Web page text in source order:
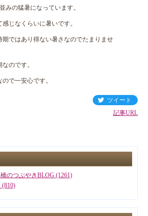
みの猛暑になっています。
じなくらいに暑いです。
ではあり得ない暑さなのでたまりませ
のです。
で一安心です。
ツイート
記事URL
のつぶやきBLOG (1261)